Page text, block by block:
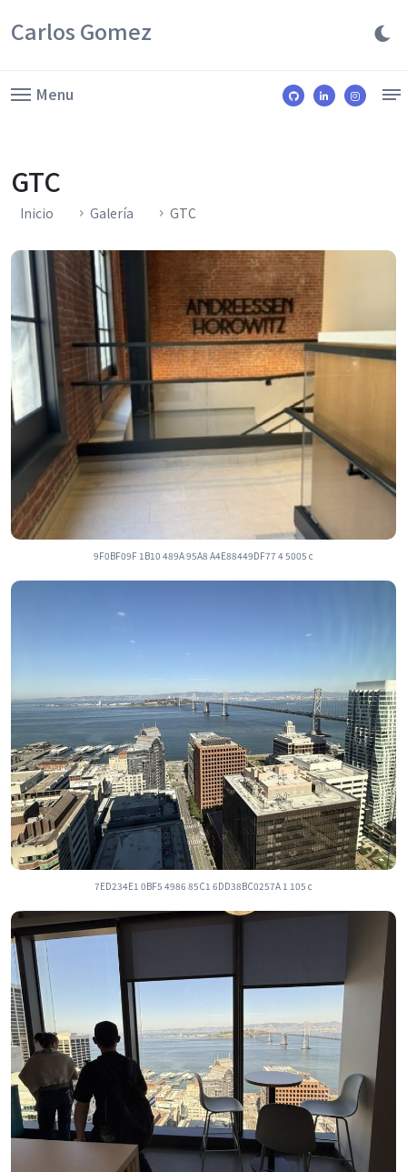
Carlos Gomez
Menu
GTC
Inicio Galería GTC
9F0BF09F 1B10 489A 95A8 A4E88449DF77 4 5005 c
7ED234E1 0BF5 4986 85C1 6DD38BC0257A 1 105 c